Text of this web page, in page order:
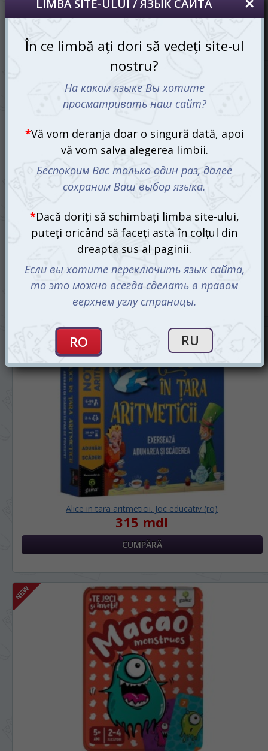
455 mdl
Tandalici. Te joci si inveti (ro)
100 mdl
Alice in tara aritmeticii. Joc educativ (ro)
315 mdl